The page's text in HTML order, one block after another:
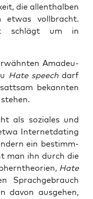
die allent­hal­ben
voll­bracht.
schlägt um in
Ama­deu-
Hate speechdarf
bekann­ten
als sozia­les und
Inter­net­da­ting
ein bestimm­
man ihn durch die
Hate
Sprach­ge­brauch
davon aus­ge­hen,